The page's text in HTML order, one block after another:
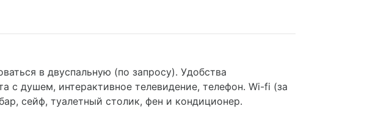
в двуспальную (по запросу). Удобства
с душем, интерактивное телевидение, телефон. Wi-fi (за
сейф, туалетный столик, фен и кондиционер.